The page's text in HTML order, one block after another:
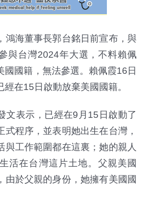
海董事長郭台銘日前宣布，與
與台灣2024年大選，不料賴佩
國國籍，無法參選。賴佩霞16日
經在15日啟動放棄美國國籍。
文表示，已經在9月15日啟動了
式程序，並表明她出生在台灣，
與工作範圍都在這裏；她的親人
活在台灣這片土地。父親美國
由於父親的身份，她擁有美國國